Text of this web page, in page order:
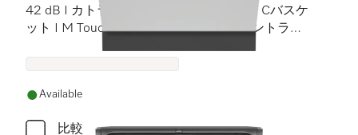
42 dB I カトラリートレイ I MaxiComfort Cバスケ
ット I M Touch I BrilliantLight (ブリリアントライ
Available
比較